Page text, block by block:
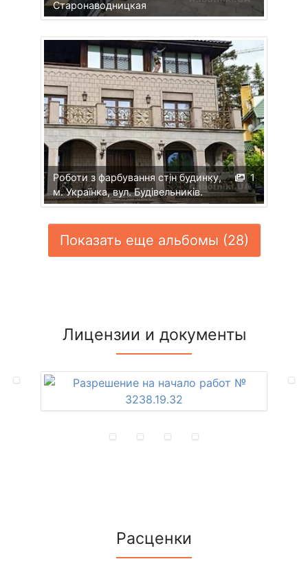
Старонаводницкая
1
Роботи з фарбування стін будинку,
м. Українка, вул. Будівельників.
Показать еще альбомы (28)
Лицензии и документы
Расценки